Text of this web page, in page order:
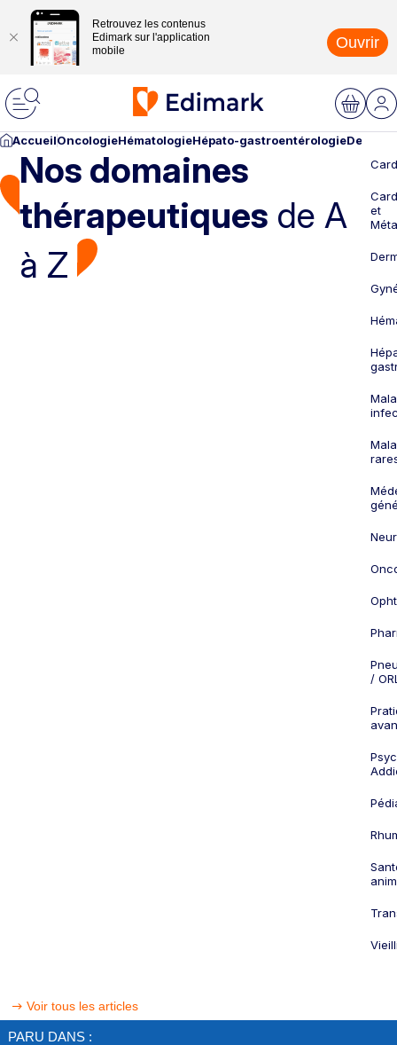
Retrouvez les contenus
Edimark sur l'application
mobile
Ouvrir
AccueilOncologieHématologieHépato-gastroentérologie
Nos domaines
thérapeutiques de A
à Z
et
/
Voir tous les articles
PARU DANS :